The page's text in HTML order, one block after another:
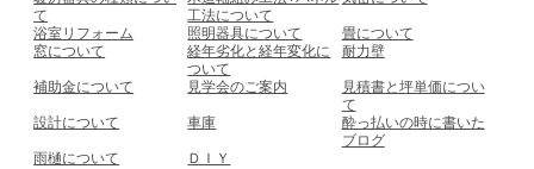
て
工法について
浴室リフォーム 照明器具について
畳について
窓について
経年劣化と経年変化に
ついて
耐力壁
補助金について 見学会のご案内
見積書と坪単価につい
て
設計について
車庫
酔っ払いの時に書いた
ブログ
雨樋について
ＤＩＹ